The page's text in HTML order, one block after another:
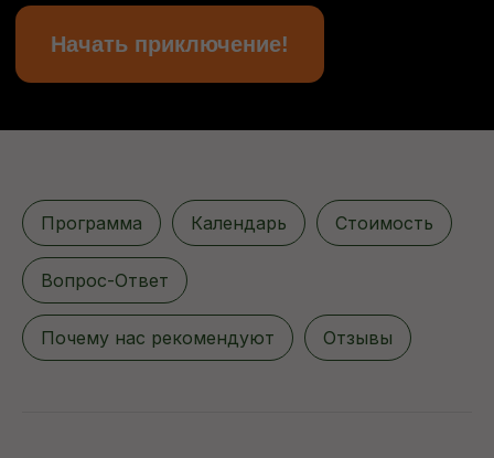
Программа Календарь Стоимость
Вопрос-Ответ
Почему нас рекомендуют Отзывы